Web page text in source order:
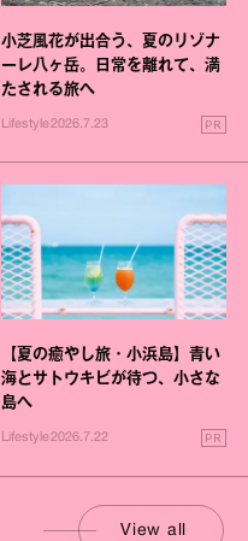
小芝風花が出合う、夏のリゾナ
ーレ八ヶ岳。日常を離れて、満
たされる旅へ
Lifestyle2026.7.23 PR
【夏の癒やし旅・小浜島】青い
海とサトウキビが待つ、小さな
島へ
Lifestyle2026.7.22 PR
View all